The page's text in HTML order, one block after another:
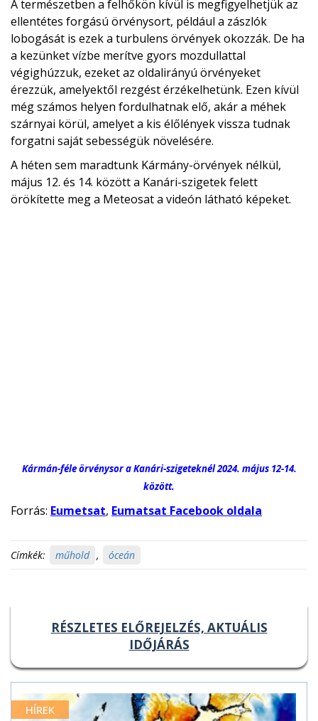
A természetben a felhőkön kívül is megfigyelhetjük az
ellentétes forgású örvénysort, például a zászlók
lobogását is ezek a turbulens örvények okozzák. De ha
a kezünket vízbe merítve gyors mozdullattal
végighúzzuk, ezeket az oldalirányú örvényeket
érezzük, amelyektől rezgést érzékelhetünk. Ezen kívül
még számos helyen fordulhatnak elő, akár a méhek
szárnyai körül, amelyet a kis élőlények vissza tudnak
forgatni saját sebességük növelésére.
A héten sem maradtunk Kármány-örvények nélkül,
május 12. és 14. között a Kanári-szigetek felett
örökítette meg a Meteosat a videón látható képeket.
Kármán-féle örvénysor a Kanári-szigeteknél 2024. május 12-14.
között.
Forrás: Eumetsat, Eumatsat Facebook oldala
Címkék: műhold , óceán
RÉSZLETES ELŐREJELZÉS, AKTUÁLIS
IDŐJÁRÁS
HÍREK